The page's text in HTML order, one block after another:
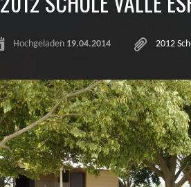
Hochgeladen 19.04.2014 2012